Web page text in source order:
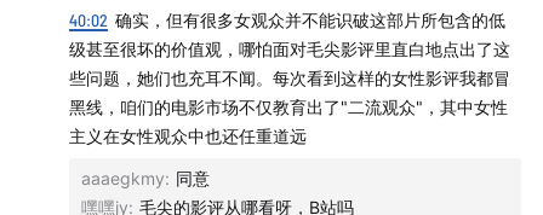
【本期制作】
40:02 确实，但有很多女观众并不能识破这部片所包含的低
级甚至很坏的价值观，哪怕面对毛尖影评里直白地点出了这
些问题，她们也充耳不闻。每次看到这样的女性影评我都冒
黑线，咱们的电影市场不仅教育出了"二流观众"，其中女性
主义在女性观众中也还任重道远
aaaegkmy: 同意
嘿嘿jy: 毛尖的影评从哪看呀，B站吗